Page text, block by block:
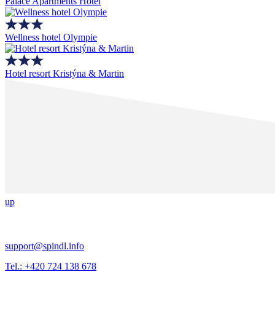
Wellness hotel Olympie
Hotel resort Kristýna & Martin
up
support@spindl.info
Tel.: +420 724 138 678